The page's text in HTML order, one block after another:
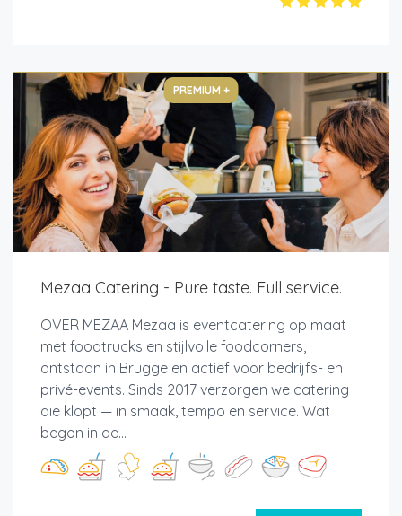
PREMIUM +
Mezaa Catering - Pure taste. Full service.
OVER MEZAA Mezaa is eventcatering op maat
met foodtrucks en stijlvolle foodcorners,
ontstaan in Brugge en actief voor bedrijfs- en
privé-events. Sinds 2017 verzorgen we catering
die klopt — in smaak, tempo en service. Wat
begon in de...